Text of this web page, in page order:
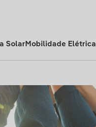
SolarMobilidade Elétrica